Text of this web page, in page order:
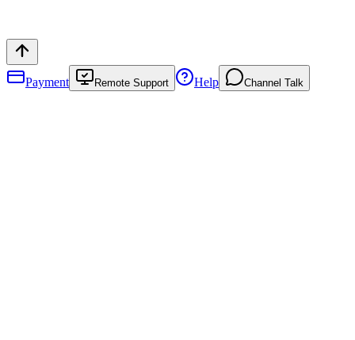
Payment Remote Support Help Channel Talk